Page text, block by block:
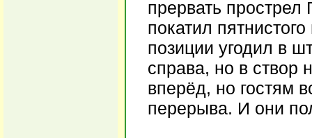
прервать
покатил
позиции угодил в
справа, но в створ
вперёд, но гостям
перерыва. И они